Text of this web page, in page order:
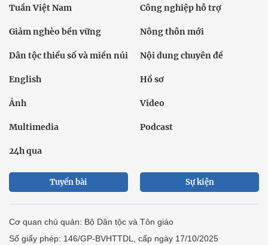
Tuần Việt Nam Công nghiệp hỗ trợ
Giảm nghèo bền vững Nông thôn mới
Dân tộc thiểu số và miền núi Nội dung chuyên đề
English Hồ sơ
Ảnh Video
Multimedia Podcast
24h qua
Tuyến bài Sự kiện
Cơ quan chủ quản: Bộ Dân tộc và Tôn giáo
Số giấy phép: 146/GP-BVHTTDL, cấp ngày 17/10/2025